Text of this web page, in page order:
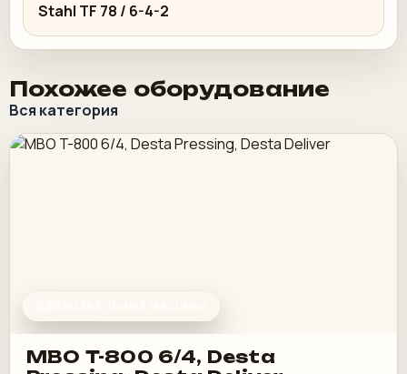
Stahl TF 78 / 6-4-2
Похожее оборудование
Вся категория
MBO T-800 6/4, Desta